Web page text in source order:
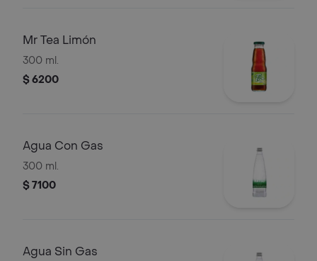
Mr Tea Limón
300 ml.
$ 6200
Agua Con Gas
300 ml.
$ 7100
Agua Sin Gas